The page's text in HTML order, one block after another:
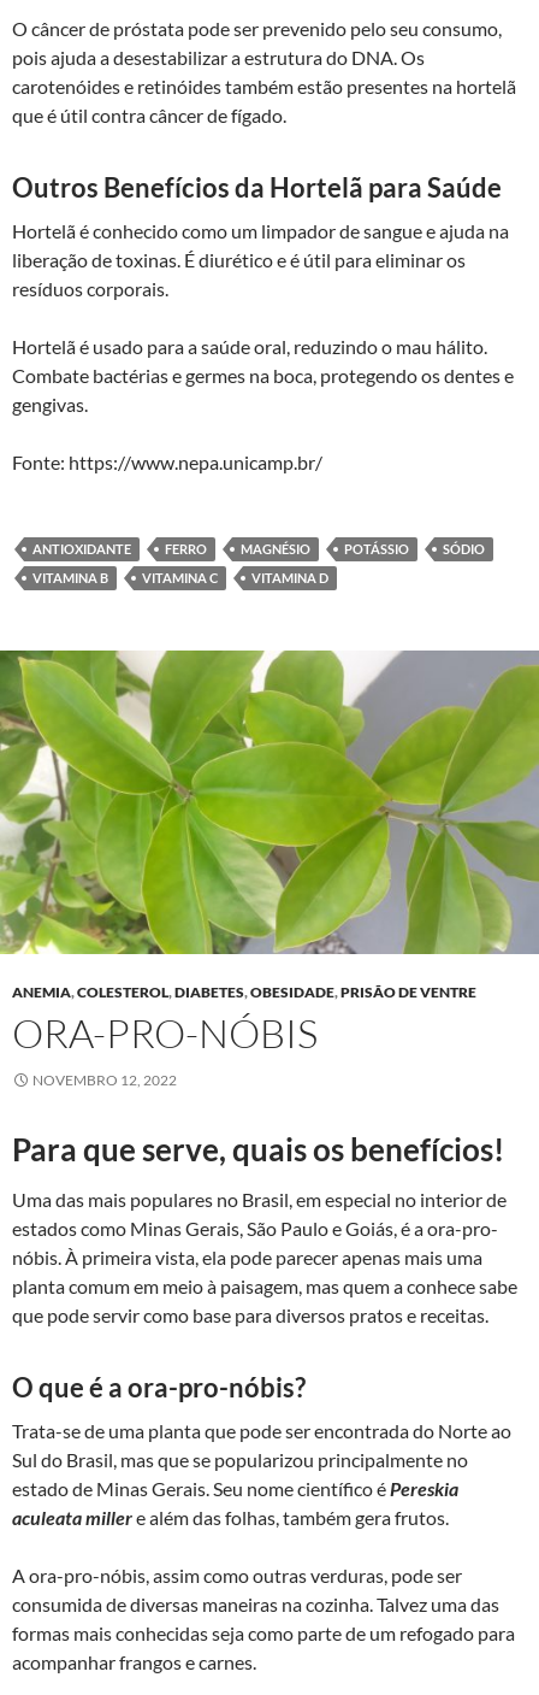
O câncer de próstata pode ser prevenido pelo seu consumo,
pois ajuda a desestabilizar a estrutura do DNA. Os
carotenóides e retinóides também estão presentes na hortelã
que é útil contra câncer de fígado.
Outros Benefícios da Hortelã para Saúde
Hortelã é conhecido como um limpador de sangue e ajuda na
liberação de toxinas. É diurético e é útil para eliminar os
resíduos corporais.
Hortelã é usado para a saúde oral, reduzindo o mau hálito.
Combate bactérias e germes na boca, protegendo os dentes e
gengivas.
Fonte: https://www.nepa.unicamp.br/
ANTIOXIDANTE FERRO MAGNÉSIO POTÁSSIO
SÓDIO
VITAMINA B
VITAMINA C VITAMINA D
ANEMIA,COLESTEROL,DIABETES,OBESIDADE,PRISÃO DE VENTRE
ORA-PRO-NÓBIS
NOVEMBRO 12, 2022
Para que serve, quais os benefícios!
Uma das mais populares no Brasil, em especial no interior de
estados como Minas Gerais, São Paulo e Goiás, é a ora-pro-
nóbis. À primeira vista, ela pode parecer apenas mais uma
planta comum em meio à paisagem, mas quem a conhece sabe
que pode servir como base para diversos pratos e receitas.
O que é a ora-pro-nóbis?
Trata-se de uma planta que pode ser encontrada do Norte ao
Sul do Brasil, mas que se popularizou principalmente no
estado de Minas Gerais. Seu nome científico éPereskia
aculeata millere além das folhas, também gera frutos.
A ora-pro-nóbis, assim como outras verduras, pode ser
consumida de diversas maneiras na cozinha. Talvez uma das
formas mais conhecidas seja como parte de um refogado para
acompanhar frangos e carnes.